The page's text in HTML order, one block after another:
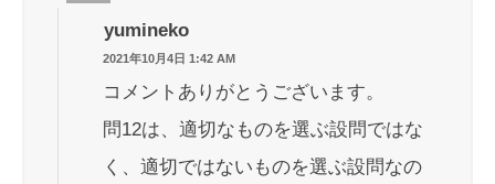
yumineko
2021年10月4日 1:42 AM
コメントありがとうございます。
問12は、適切なものを選ぶ設問ではな
く、適切ではないものを選ぶ設問なの